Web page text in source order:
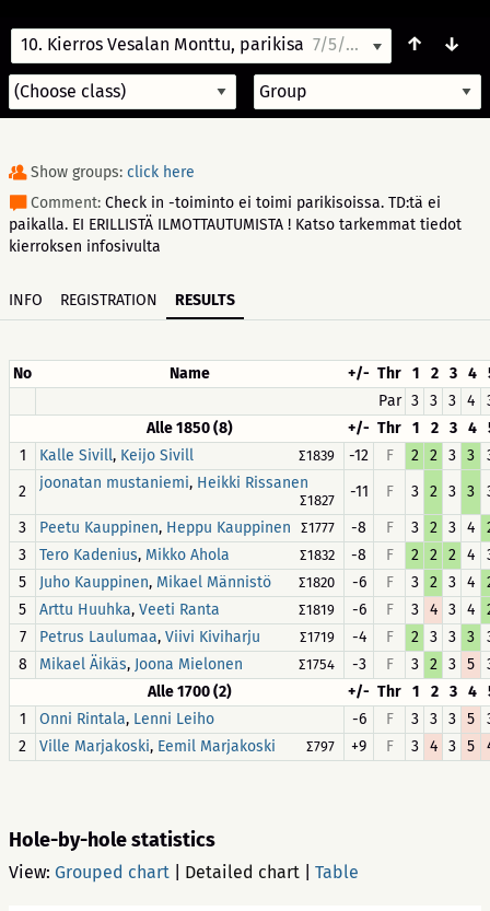
10. Kierros Vesalan Monttu, parikisa 7/5/23 18:00 ↑ ↓
Show groups: click here
Comment: Check in -toiminto ei toimi parikisoissa. TD:tä ei
paikalla. EI ERILLISTÄ ILMOTTAUTUMISTA ! Katso tarkemmat tiedot
kierroksen infosivulta
INFO REGISTRATION RESULTS
No Name +/- Thr 1 2 3 4
Par 3 3 3 4
Alle 1850 (8)
+/- Thr 1 2 3 4
1
Kalle Sivill, Keijo Sivill ∑1839 -12 F 2 2 3 3
2
joonatan mustaniemi, Heikki Rissanen
∑1827 -11 F 3 2 3 3
3
Peetu Kauppinen, Heppu Kauppinen ∑1777 -8 F 3 2 3 4
3
Tero Kadenius, Mikko Ahola ∑1832 -8 F 2 2 2 4
5
Juho Kauppinen, Mikael Männistö ∑1820 -6 F 3 2 3 4
5
Arttu Huuhka, Veeti Ranta ∑1819 -6 F 3 4 3 4
7
Petrus Laulumaa, Viivi Kiviharju ∑1719 -4 F 2 3 3 3
8
Mikael Äikäs, Joona Mielonen ∑1754 -3 F 3 2 3 5
Alle 1700 (2)
+/- Thr 1 2 3 4
1
Onni Rintala, Lenni Leiho -6 F 3 3 3 5
2
Ville Marjakoski, Eemil Marjakoski ∑797 +9 F 3 4 3 5
Hole-by-hole statistics
View: Grouped chart Detailed chart Table